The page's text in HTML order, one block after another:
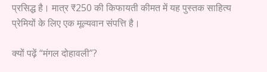
प्रसिद्ध है। मात्र ₹250 की किफायती कीमत में यह पुस्तक साहित्य
प्रेमियों के लिए एक मूल्यवान संपत्ति है।
क्यों पढ़ें “मंगल दोहावली”?